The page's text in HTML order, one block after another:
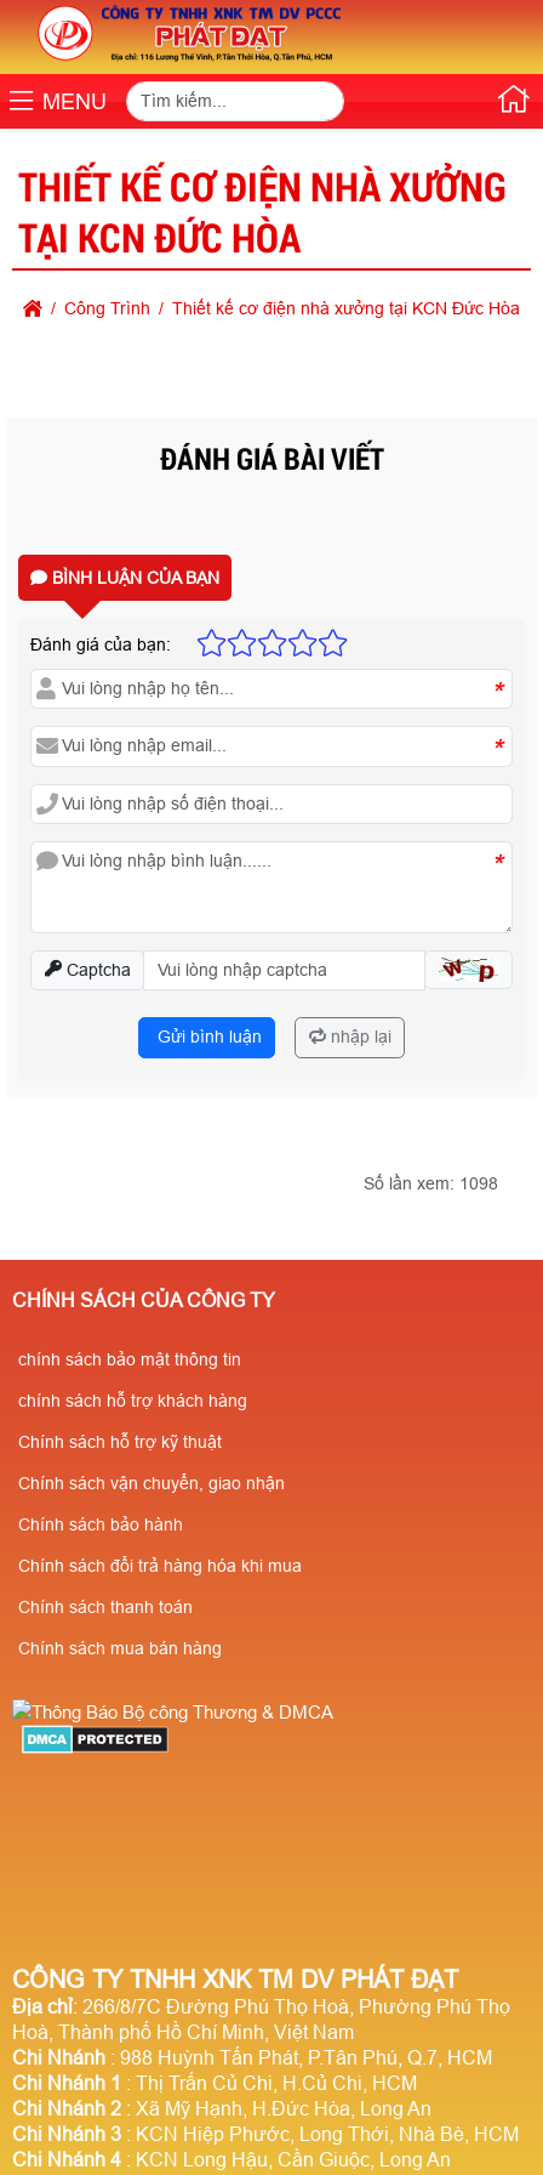
MENU
THIẾT KẾ CƠ ĐIỆN NHÀ XƯỞNG
TẠI KCN ĐỨC HÒA
Công Trình Thiết kế cơ điện nhà xưởng tại KCN Đức Hòa
ĐÁNH GIÁ BÀI VIẾT
BÌNH LUẬN CỦA BẠN
Đánh giá của bạn:
*
*
*
Captcha
Gửi bình luận nhập lại
Số lần xem: 1098
CÔNG TY TNHH XNK TM DV PHÁT ĐẠT
Địa chỉ: 266/8/7C Đường Phú Thọ Hoà, Phường Phú Thọ
Hoà, Thành phố Hồ Chí Minh, Việt Nam
Chi Nhánh : 988 Huỳnh Tấn Phát, P.Tân Phú, Q.7, HCM
Chi Nhánh 1 : Thị Trấn Củ Chi, H.Củ Chi, HCM
Chi Nhánh 2 : Xã Mỹ Hạnh, H.Đức Hòa, Long An
Chi Nhánh 3 : KCN Hiệp Phước, Long Thới, Nhà Bè, HCM
Chi Nhánh 4 : KCN Long Hậu, Cần Giuộc, Long An
CHÍNH SÁCH CỦA CÔNG TY
chính sách bảo mật thông tin
chính sách hỗ trợ khách hàng
Chính sách hỗ trợ kỹ thuật
Chính sách vận chuyển, giao nhận
Chính sách bảo hành
Chính sách đổi trả hàng hóa khi mua
Chính sách thanh toán
Chính sách mua bán hàng